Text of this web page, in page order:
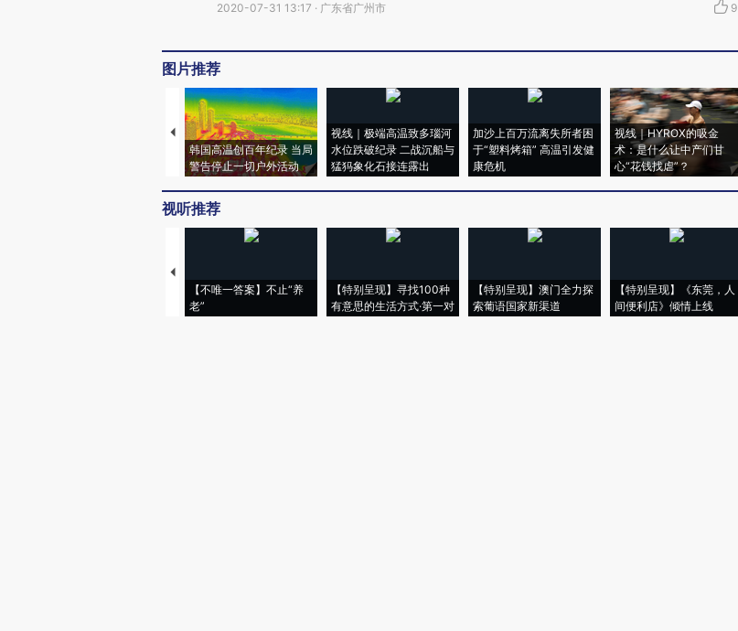
2020-07-31 13:17 · 广东省广州市 9
图片推荐
韩国高温创百年纪录 当局
警告停止一切户外活动
视线｜极端高温致多瑙河
水位跌破纪录 二战沉船与
猛犸象化石接连露出
加沙上百万流离失所者困
于“塑料烤箱” 高温引发健
康危机
视线｜HYROX的吸金
术：是什么让中产们甘
心“花钱找虐”？
视听推荐
【不唯一答案】不止“养
老”
【特别呈现】寻找100种
有意思的生活方式·第一对
【特别呈现】澳门全力探
索葡语国家新渠道
【特别呈现】《东莞，人
间便利店》倾情上线